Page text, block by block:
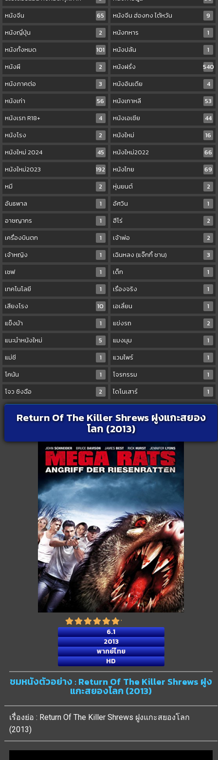
หนังจีน
65 หนังจีน ฮ่องกง ไต้หวัน
9
หนังญี่ปุ่น
2 หนังทหาร
1
หนังทั้งหมด
101 หนังปล้น
1
หนังผี
2 หนังฝรั่ง
540
หนังภาคต่อ
3 หนังอินเดีย
4
หนังเก่า
56 หนังเกาหลี
53
หนังเรท R18+
4 หนังเอเชีย
44
หนังโรง
2 หนังใหม่
16
หนังใหม่ 2024
45 หนังใหม่2022
66
หนังใหม่2023
192 หนังไทย
69
หมี
2 หุ่นยนต์
2
อันธพาล
1 อัศวิน
1
อาชญากร
1 ฮีโร่
2
เครื่องบินตก
1 เจ้าพ่อ
2
เจ้าหญิง
1 เฉินหลง (แจ๊กกี้ ชาน)
3
เชฟ
1 เด็ก
1
เทคโนโลยี
1 เรื่องจริง
1
เสียงโรง
10 เอเลี่ยน
1
แข็งม้า
1 แข่งรถ
2
แนะนำหนังใหม่
5 แมงมุม
1
แม่ชี
1 แวมไพร์
1
โคนัน
1 โจรกรรม
1
โจว ซิงฉือ
2 ไดโนเสาร์ 1
Return Of The Killer Shrews ฝูงแกะสยอง
โลก (2013)
6.1
2013
พากย์ไทย
HD
ชมหนังตัวอย่าง : Return Of The Killer Shrews ฝูง
แกะสยองโลก (2013)
เรื่องย่อ : Return Of The Killer Shrews ฝูงแกะสยองโลก
(2013)